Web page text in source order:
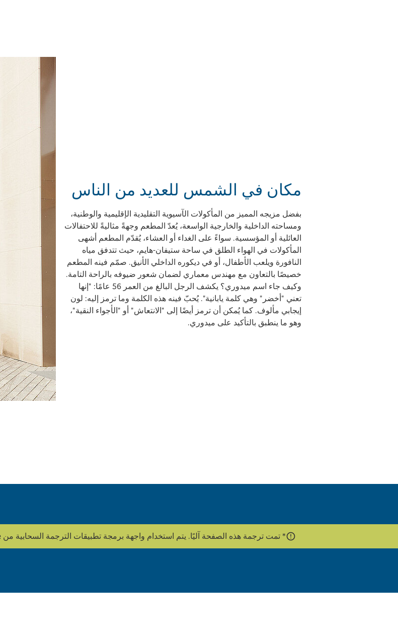
مكان في الشمس للعديد من الناس
بفضل مزيجه المميز من المأكولات الآسيوية التقليدية الإقليمية والوطنية،
ومساحته الداخلية والخارجية الواسعة، يُعدّ المطعم وجهةً مثاليةً للاحتفالات
العائلية أو المؤسسية. سواءً على الغداء أو العشاء، يُقدّم المطعم أشهى
المأكولات في الهواء الطلق في ساحة ستيفان-هايم، حيث تتدفق مياه
النافورة ويلعب الأطفال، أو في ديكوره الداخلي الأنيق. صمّم فينه المطعم
خصيصًا بالتعاون مع مهندس معماري لضمان شعور ضيوفه بالراحة التامة.
وكيف جاء اسم ميدوري؟ يكشف الرجل البالغ من العمر 56 عامًا: "إنها
تعني "أخضر" وهي كلمة يابانية". يُحبّ فينه هذه الكلمة وما ترمز إليه: لون
إيجابي مألوف. كما يُمكن أن ترمز أيضًا إلى "الانتعاش" أو "الأجواء النقية"،
وهو ما ينطبق بالتأكيد على ميدوري.
* تمت ترجمة هذه الصفحة آليًا. يتم استخدام واجهة برمجة تطبيقات الترجمة السحابية من Google لهذا الغرض. HOWOGE لا يقوم بتحرير المحتوى.